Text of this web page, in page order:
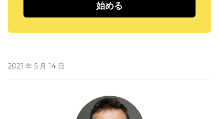
始める
2021 年 5 月 14 日